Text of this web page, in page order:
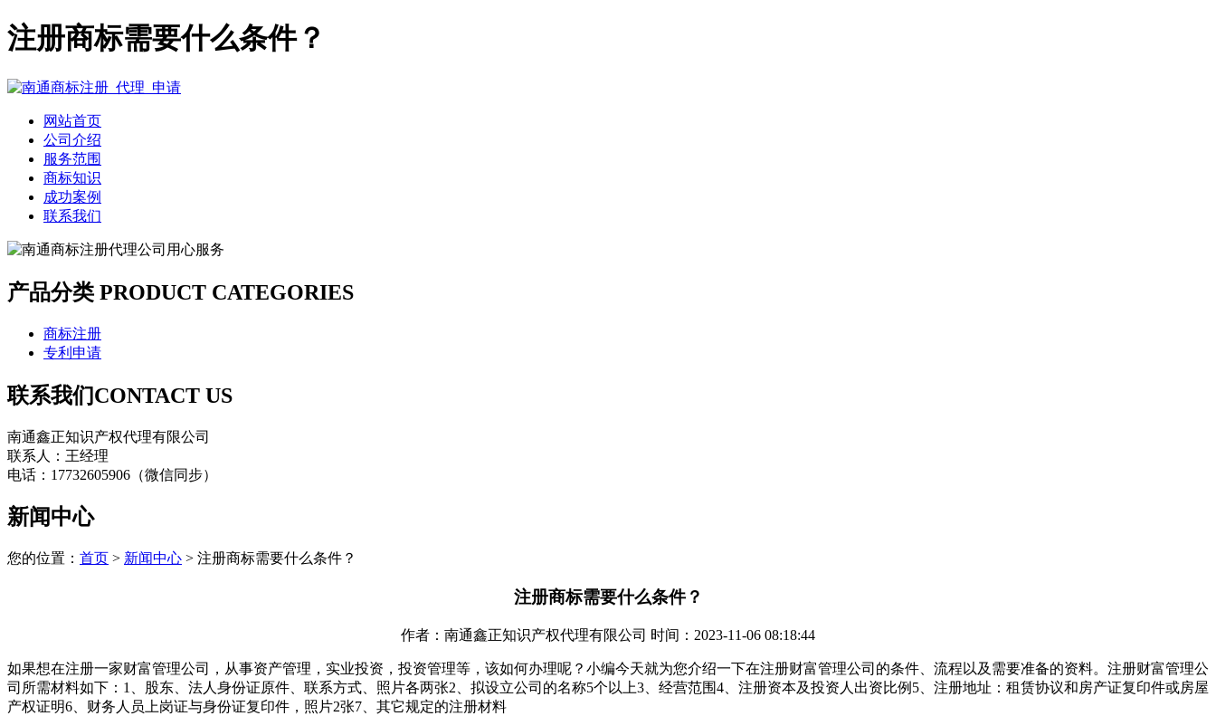
注册商标需要什么条件？
网站首页
公司介绍
服务范围
商标知识
成功案例
联系我们
产品分类 PRODUCT CATEGORIES
商标注册
专利申请
联系我们CONTACT US
南通鑫正知识产权代理有限公司
联系人：王经理
电话：17732605906（微信同步）
新闻中心
您的位置： 首页 > 新闻中心 > 注册商标需要什么条件？
注册商标需要什么条件？
作者：南通鑫正知识产权代理有限公司 时间：2023-11-06 08:18:44
如果想在注册一家财富管理公司，从事资产管理，实业投资，投资管理等，该如何办理呢？小编今天就为您介绍一下在注册财富管理公司的条件、流程以及需要准备的资料。注册财富管理公
司所需材料如下：1、股东、法人身份证原件、联系方式、照片各两张2、拟设立公司的名称5个以上3、经营范围4、注册资本及投资人出资比例5、注册地址：租赁协议和房产证复印件或房屋
产权证明6、财务人员上岗证与身份证复印件，照片2张7、其它规定的注册材料